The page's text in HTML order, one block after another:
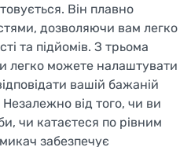
Він плавно
дозволяючи вам легко
та підйомів. З трьома
легко можете налаштувати
вашій бажаній
Незалежно від того, чи ви
чи катаєтеся по рівним
забезпечує